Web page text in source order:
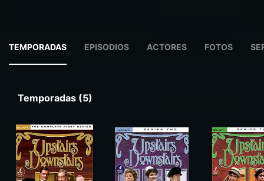
TEMPORADAS EPISODIOS ACTORES FOTOS
Temporadas (5)